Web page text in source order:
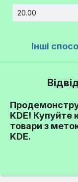
Інші
KDE! Купуйте
товари з
KDE.